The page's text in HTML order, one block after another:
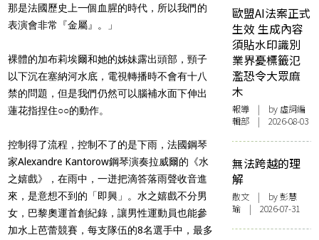
那是法國歷史上一個血腥的時代，所以我們的
表演會非常『金屬』。」
裸體的加布莉埃爾和她的姊妹露出頭部，頸子
以下沉在塞納河水底，電視轉播時不會有十八
禁的問題，但是我們仍然可以腦補水面下伸出
蓮花指捏住○○的動作。
控制得了流程，控制不了的是下雨，法國鋼琴
家Alexandre Kantorow鋼琴演奏拉威爾的《水
之嬉戲》，在雨中，一迸把滴答落雨聲收音進
來，是意想不到的「即興」。水之嬉戲不分男
女，巴黎奧運首創紀錄，讓男性運動員也能參
加水上芭蕾競賽，每支隊伍的8名選手中，最多
歐盟AI法案正式
生效 生成內容
須貼水印識別
業界憂標籤氾
濫恐令大眾麻
木
報導 | by 虛詞編
輯部 | 2026-08-03
無法跨越的理
解
散文 | by 彭慧
瑜 | 2026-07-31